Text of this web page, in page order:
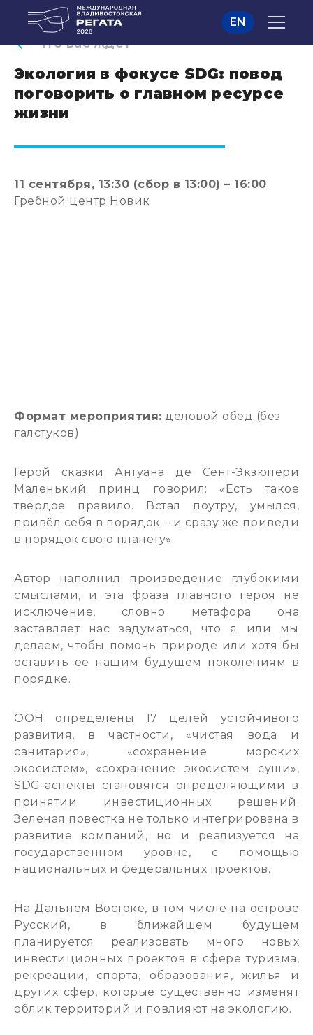
EN
Что вас ждет
Экология в фокусе SDG: повод
поговорить о главном ресурсе
жизни
11 сентября, 13:30 (сбор в 13:00) – 16:00.
Гребной центр Новик
Формат мероприятия: деловой обед (без
галстуков)
Герой сказки Антуана де Сент-Экзюпери
Маленький принц говорил: «Есть такое
твёрдое правило. Встал поутру, умылся,
привёл себя в порядок – и сразу же приведи
в порядок свою планету».
Автор наполнил произведение глубокими
смыслами, и эта фраза главного героя не
исключение, словно метафора она
заставляет нас задуматься, что я или мы
делаем, чтобы помочь природе или хотя бы
оставить ее нашим будущем поколениям в
порядке.
ООН определены 17 целей устойчивого
развития, в частности, «чистая вода и
санитария», «сохранение морских
экосистем», «сохранение экосистем суши»,
SDG-аспекты становятся определяющими в
принятии инвестиционных решений.
Зеленая повестка не только интегрирована в
развитие компаний, но и реализуется на
государственном уровне, с помощью
национальных и федеральных проектов.
На Дальнем Востоке, в том числе на острове
Русский, в ближайшем будущем
планируется реализовать много новых
инвестиционных проектов в сфере туризма,
рекреации, спорта, образования, жилья и
других сфер, которые существенно изменят
облик территорий и повлияют на экологию.